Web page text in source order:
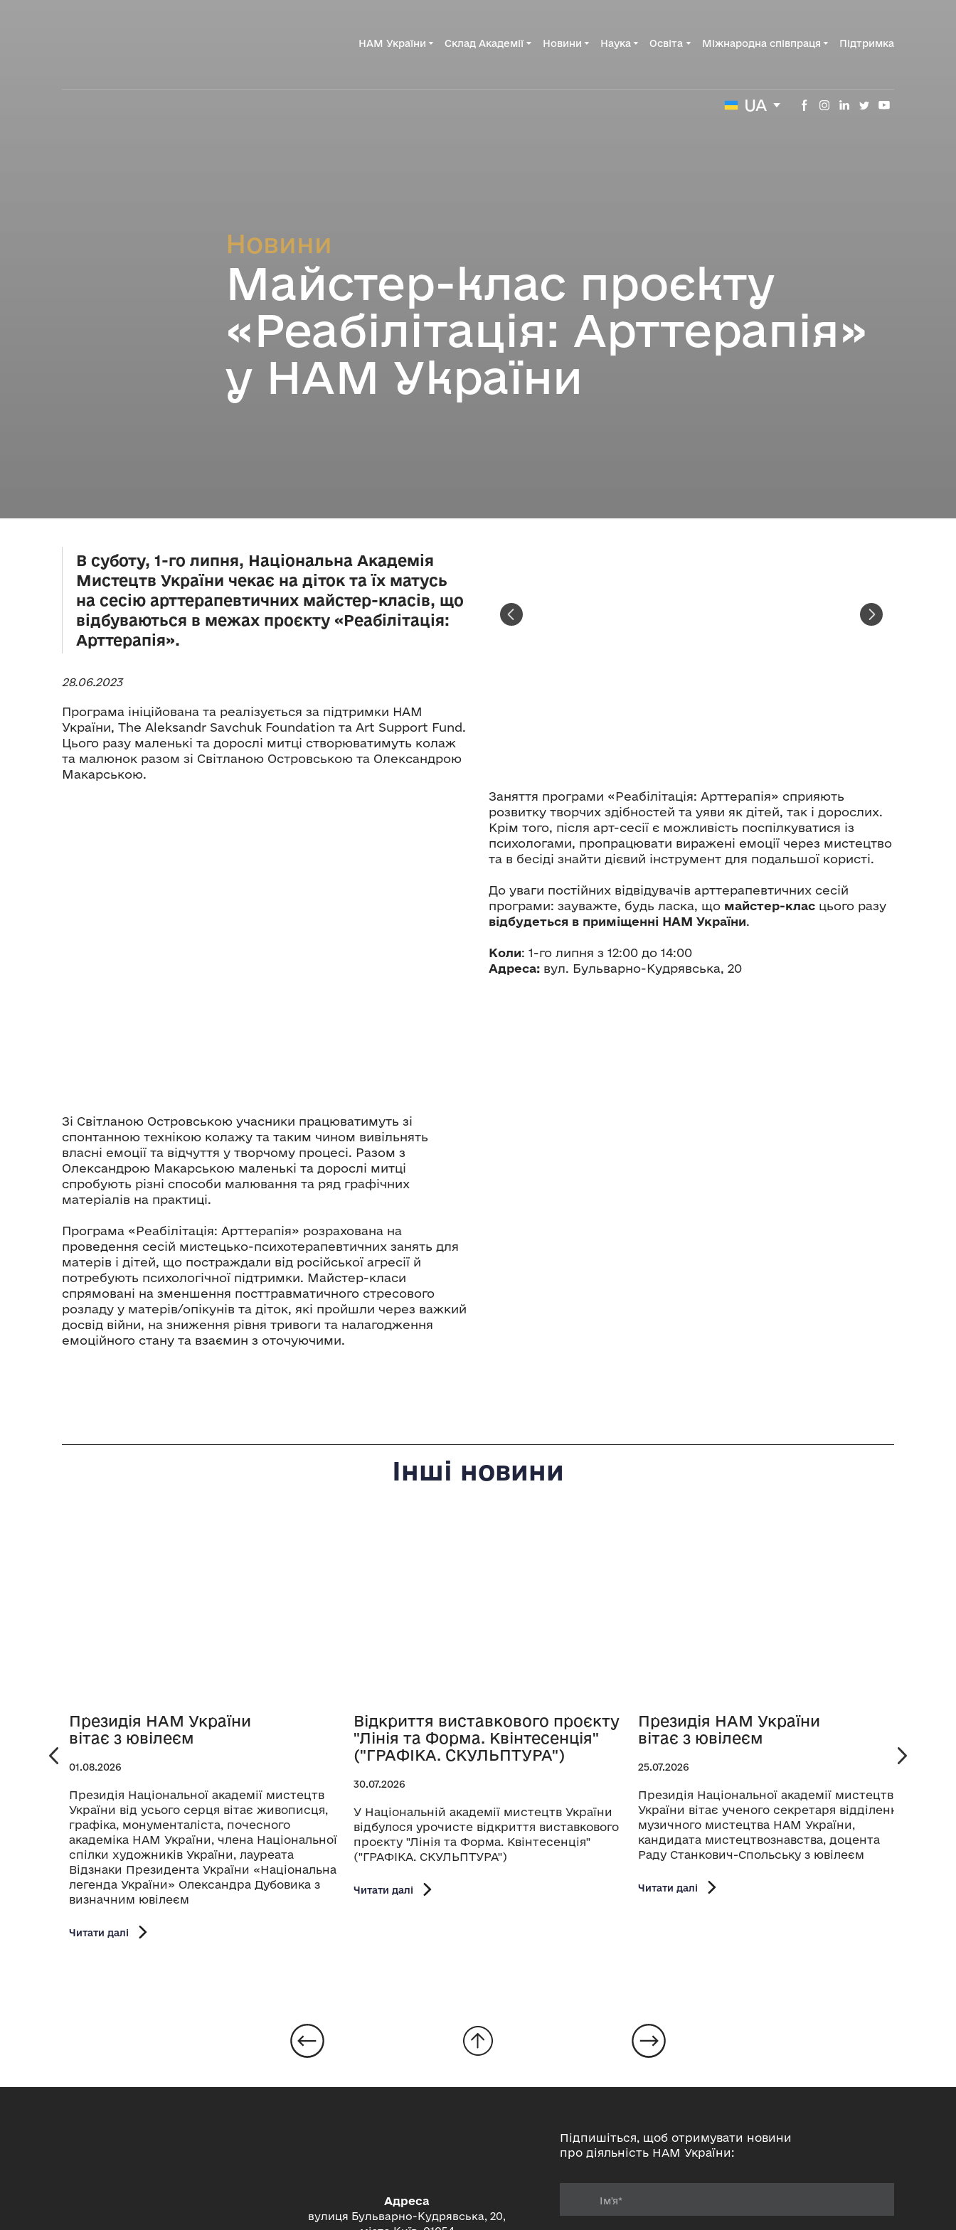
НАМ України Склад Академії Новини Наука Освіта Міжнародна співпраця Підтримка
UA
Новини
Майстер-клас проєкту
«Реабілітація: Арттерапія»
у НАМ України
В суботу, 1-го липня, Національна Академія
Мистецтв України чекає на діток та їх матусь
на сесію арттерапевтичних майстер-класів, що
відбуваються в межах проєкту «Реабілітація:
Арттерапія».
28.06.2023
Програма ініційована та реалізується за підтримки НАМ
України, The Aleksandr Savchuk Foundation та Art Support Fund.
Цього разу маленькі та дорослі митці створюватимуть колаж
та малюнок разом зі Світланою Островською та Олександрою
Макарською.
Зі Світланою Островською учасники працюватимуть зі
спонтанною технікою колажу та таким чином вивільнять
власні емоції та відчуття у творчому процесі. Разом з
Олександрою Макарською маленькі та дорослі митці
спробують різні способи малювання та ряд графічних
матеріалів на практиці.
Програма «Реабілітація: Арттерапія» розрахована на
проведення сесій мистецько-психотерапевтичних занять для
матерів і дітей, що постраждали від російської агресії й
потребують психологічної підтримки. Майстер-класи
спрямовані на зменшення посттравматичного стресового
розладу у матерів/опікунів та діток, які пройшли через важкий
досвід війни, на зниження рівня тривоги та налагодження
емоційного стану та взаємин з оточуючими.
Заняття програми «Реабілітація: Арттерапія» сприяють
розвитку творчих здібностей та уяви як дітей, так і дорослих.
Крім того, після арт-сесії є можливість поспілкуватися із
психологами, пропрацювати виражені емоції через мистецтво
та в бесіді знайти дієвий інструмент для подальшої користі.
До уваги постійних відвідувачів арттерапевтичних сесій
програми: зауважте, будь ласка, що майстер-клас цього разу
відбудеться в приміщенні НАМ України.
Коли: 1-го липня з 12:00 до 14:00
Адреса: вул. Бульварно-Кудрявська, 20
Інші новини
Президія НАМ України
вітає з ювілеєм
01.08.2026
Президія Національної академії мистецтв
України від усього серця вітає живописця,
графіка, монументаліста, почесного
академіка НАМ України, члена Національної
спілки художників України, лауреата
Відзнаки Президента України «Національна
легенда України» Олександра Дубовика з
визначним ювілеєм
Читати далі
Відкриття виставкового проєкту
"Лінія та Форма. Квінтесенція"
("ГРАФІКА. СКУЛЬПТУРА")
30.07.2026
У Національній академії мистецтв України
відбулося урочисте відкриття виставкового
проєкту "Лінія та Форма. Квінтесенція"
("ГРАФІКА. СКУЛЬПТУРА")
Читати далі
Президія НАМ України
вітає з ювілеєм
25.07.2026
Президія Національної академії мистецтв
України вітає ученого секретаря відділення
музичного мистецтва НАМ України,
кандидата мистецтвознавства, доцента
Раду Станкович-Спольську з ювілеєм
Читати далі
Адреса
вулиця Бульварно-Кудрявська, 20,
Підпишіться, щоб отримувати новини
про діяльність НАМ України: